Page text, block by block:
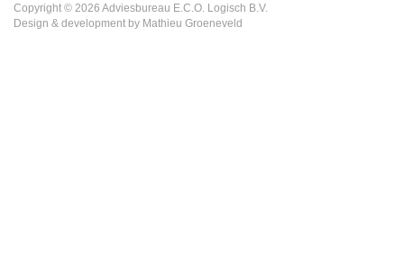
Copyright © 2026 Adviesbureau E.C.O. Logisch B.V.
Design & development by Mathieu Groeneveld